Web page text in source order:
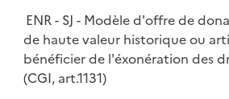
ENR - SJ - Modèle d'offre de
de haute valeur historique ou
bénéficier de l'éxonération des
(CGI, art.1131)